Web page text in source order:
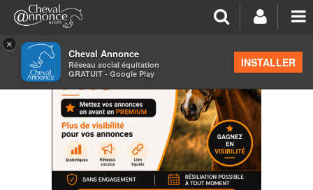
×
Cheval Annonce
Réseau social équitation
GRATUIT - Google Play
INSTALLER